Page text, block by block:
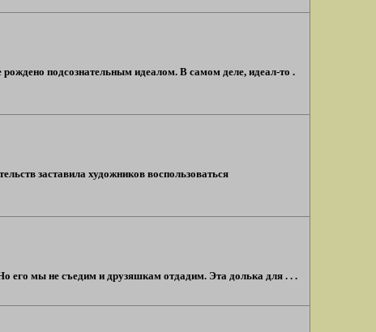
рождено подсознательным идеалом. В самом деле, идеал-то .
заставила художников воспользоваться
его мы не съедим и друзяшкам отдадим. Эта долька для . . .